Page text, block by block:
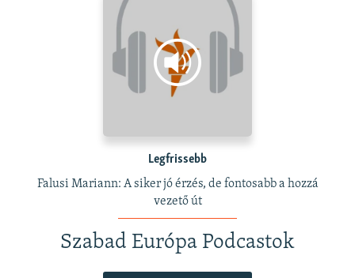
Legfrissebb
Falusi Mariann: A siker jó érzés, de fontosabb a hozzá
vezető út
Szabad Európa Podcastok